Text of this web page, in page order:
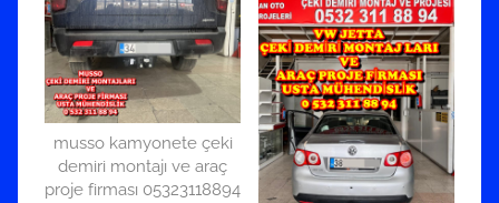
musso kamyonete çeki
demiri montajı ve araç
proje firması 05323118894